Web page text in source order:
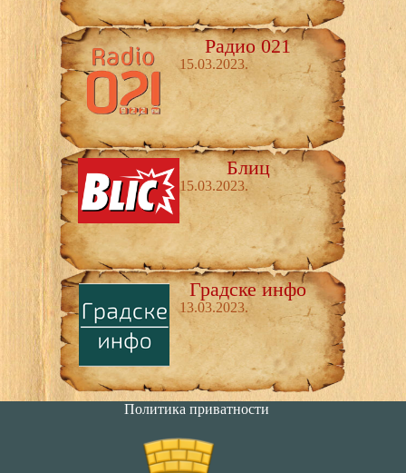
Радио 021
15.03.2023.
Блиц
15.03.2023.
Градске инфо
13.03.2023.
Политика приватности